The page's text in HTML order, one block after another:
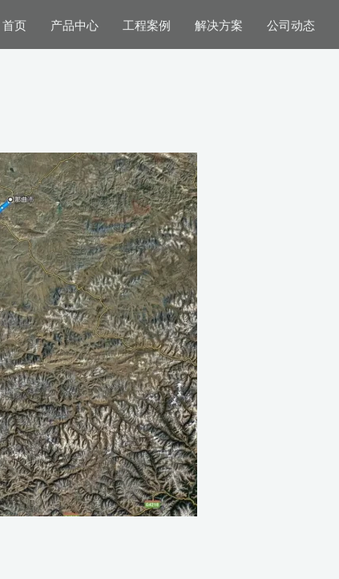
首页 产品中心 工程案例 解决方案 公司动态